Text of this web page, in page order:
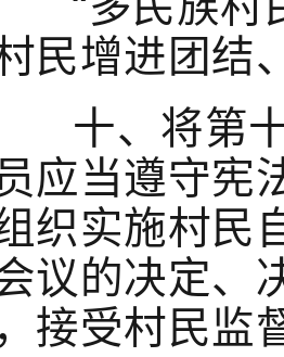
民增进团结
十、将第十
应当遵守宪
织实施村民
议的决定、
接受村民监